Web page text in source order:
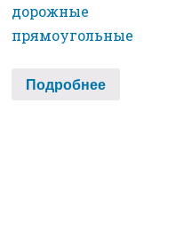
дорожные
прямоугольные
Подробнее